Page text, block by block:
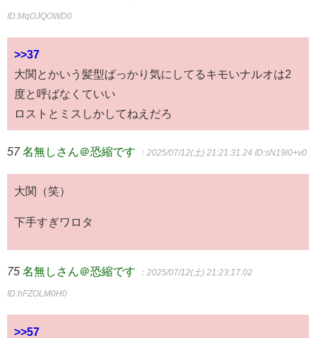
ID:MqOJQOWD0
>>37
大関とかいう髪型ばっかり気にしてるキモいナルオは2
度と呼ばなくていい
ロストとミスしかしてねえだろ
57 名無しさん＠恐縮です ：2025/07/12(土) 21:21:31.24 ID:sN19l0+v0
大関（笑）
下手すぎワロタ
75 名無しさん＠恐縮です ：2025/07/12(土) 21:23:17.02
ID:hFZOLM0H0
>>57